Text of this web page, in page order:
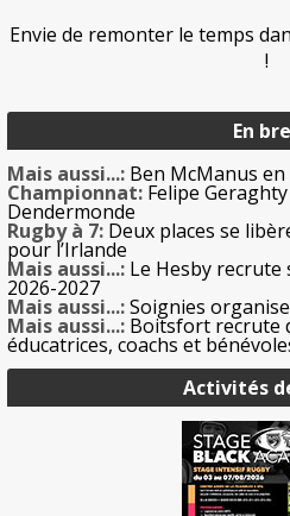
Envie de remonter le temps
!
En
Mais aussi...: Ben McManus
Championnat: Felipe
Dendermonde
Rugby à 7: Deux places se
pour l’Irlande
Mais aussi...: Le Hesby recrute
2026-2027
Mais aussi...:Soignies
Mais aussi...: Boitsfort recrute
éducatrices, coachs et
Activités